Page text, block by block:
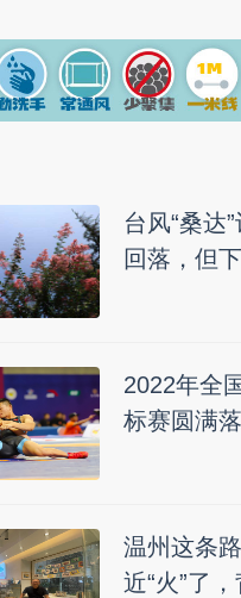
台风“桑达
回落，但
2022年全
标赛圆满
温州这条
近“火”了